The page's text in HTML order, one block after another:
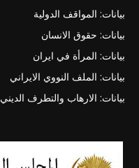
بيانات: المواقف الدولية
بيانات: حقوق الانسان
بيانات: المرأة في ايران
بيانات: الملف النووي الايراني
بيانات: الارهاب والتطرف الديني